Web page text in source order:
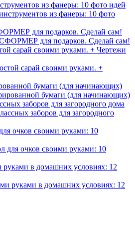
из фанеры: 10 фото идей
для подарков. Сделай сам!
сарай своими руками. + Чертежи
бумаги (для начинающих)
заборов для загородного дома
очков своими руками: 10
в домашних условиях: 12